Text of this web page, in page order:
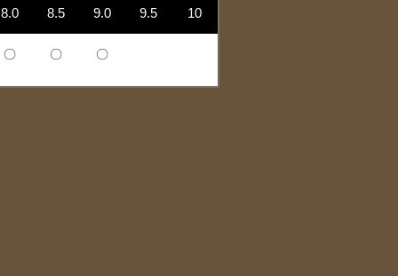
8.0 8.5 9.0 9.5 10
〇 〇 〇